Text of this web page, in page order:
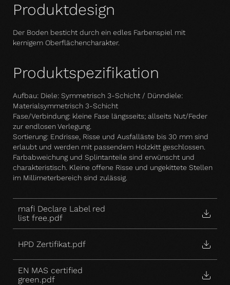
Produktdesign
Der Boden besticht durch ein edles Farbenspiel mit
kernigem Oberflächencharakter.
Produktspezifikation
Aufbau: Diele: Symmetrisch 3-Schicht / Dünndiele:
Materialsymmetrisch 3-Schicht
Fase/Verbindung: kleine Fase längsseits; allseits Nut/Feder
zur endlosen Verlegung.
Sortierung: Endrisse, Risse und Ausfalläste bis 30 mm sind
erlaubt und werden mit passendem Holzkitt geschlossen.
Farbabweichung und Splintanteile sind erwünscht und
charakteristisch. Kleine offene Risse und ungekittete Stellen
im Millimeterbereich sind zulässig.
mafi Declare Label red
list free.pdf
HPD Zertifikat.pdf
EN MAS certified
green.pdf